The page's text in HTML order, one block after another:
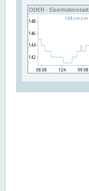
ODER - Eisenhüttenstadt